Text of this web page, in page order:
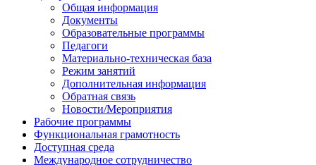
Общая информация
Документы
Образовательные программы
Педагоги
Материально-техническая база
Режим занятий
Дополнительная информация
Обратная связь
Новости/Мероприятия
Рабочие программы
Функциональная грамотность
Доступная среда
Международное сотрудничество